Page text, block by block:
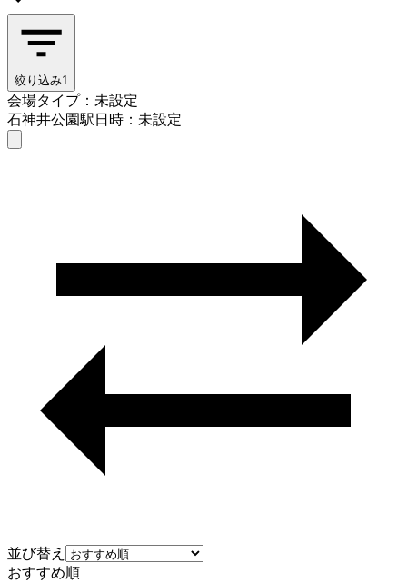
絞り込み1
会場タイプ：未設定
石神井公園駅日時：未設定
並び替え
おすすめ順